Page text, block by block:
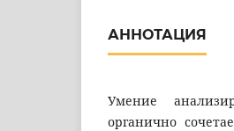
АННОТАЦИЯ
Умение
органично